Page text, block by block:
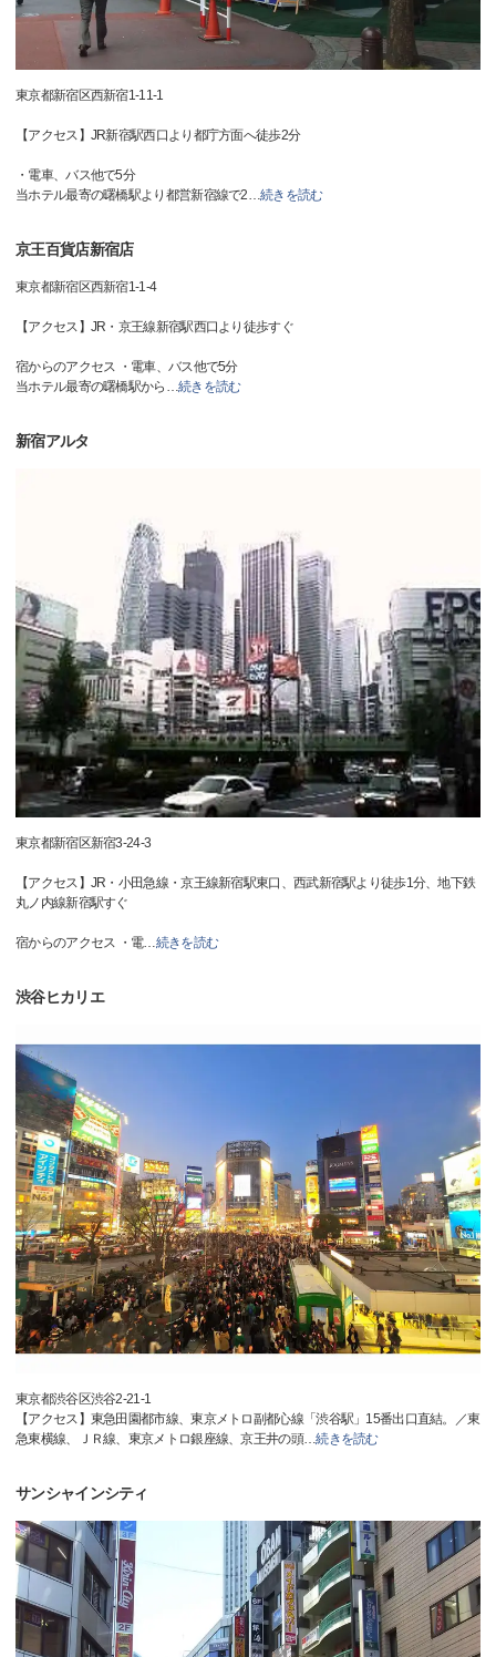
東京都新宿区西新宿1-11-1
【アクセス】JR新宿駅西口より都庁方面へ徒歩2分
・電車、バス他で5分
当ホテル最寄の曙橋駅より都営新宿線で2…続きを読む
京王百貨店新宿店
東京都新宿区西新宿1-1-4
【アクセス】JR・京王線新宿駅西口より徒歩すぐ
宿からのアクセス ・電車、バス他で5分
当ホテル最寄の曙橋駅から …続きを読む
新宿アルタ
東京都新宿区新宿3-24-3
【アクセス】JR・小田急線・京王線新宿駅東口、西武新宿駅より徒歩1分、地下鉄
丸ノ内線新宿駅すぐ
宿からのアクセス ・電…続きを読む
渋谷ヒカリエ
東京都渋谷区渋谷2-21-1
【アクセス】東急田園都市線、東京メトロ副都心線「渋谷駅」15番出口直結。／東
急東横線、ＪＲ線、東京メトロ銀座線、京王井の頭…続きを読む
サンシャインシティ